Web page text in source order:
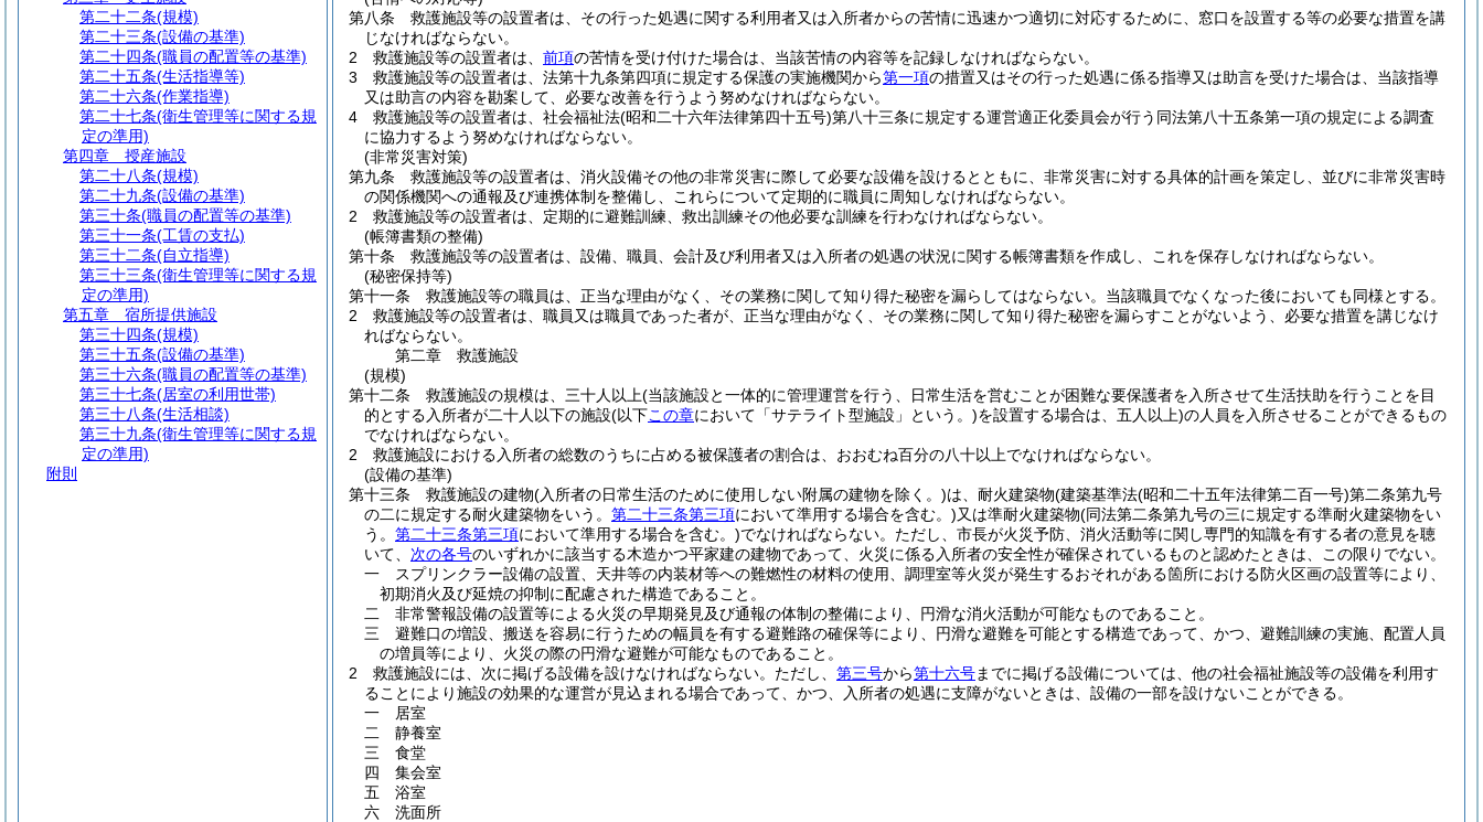
第八条
救護施設等の設置者は、その行った処遇に関する利用者又は入所者からの苦情に迅速かつ適切に対応するために、窓口を設置する等の必要な措置を講
じなければならない。
2
救護施設等の設置者は、 前項の苦情を受け付けた場合は、当該苦情の内容等を記録しなければならない。
3
救護施設等の設置者は、法第十九条第四項に規定する保護の実施機関から第一項の措置又はその行った処遇に係る指導又は助言を受けた場合は、当該指導
又は助言の内容を勘案して、必要な改善を行うよう努めなければならない。
4
救護施設等の設置者は、社会福祉法(昭和二十六年法律第四十五号)第八十三条に規定する運営適正化委員会が行う同法第八十五条第一項の規定による調査
に協力するよう努めなければならない。
(非常災害対策)
第九条
救護施設等の設置者は、消火設備その他の非常災害に際して必要な設備を設けるとともに、非常災害に対する具体的計画を策定し、並びに非常災害時
の関係機関への通報及び連携体制を整備し、これらについて定期的に職員に周知しなければならない。
2
救護施設等の設置者は、定期的に避難訓練、救出訓練その他必要な訓練を行わなければならない。
(帳簿書類の整備)
第十条
救護施設等の設置者は、設備、職員、会計及び利用者又は入所者の処遇の状況に関する帳簿書類を作成し、これを保存しなければならない。
(秘密保持等)
第十一条
救護施設等の職員は、正当な理由がなく、その業務に関して知り得た秘密を漏らしてはならない。 当該職員でなくなった後においても同様とする。
2
救護施設等の設置者は、職員又は職員であった者が、正当な理由がなく、その業務に関して知り得た秘密を漏らすことがないよう、必要な措置を講じなけ
ればならない。
第二章
救護施設
(規模)
第十二条
救護施設の規模は、三十人以上(当該施設と一体的に管理運営を行う、日常生活を営むことが困難な要保護者を入所させて生活扶助を行うことを目
的とする入所者が二十人以下の施設(以下この章において「サテライト型施設」という。)を設置する場合は、五人以上)の人員を入所させることができるもの
でなければならない。
2
救護施設における入所者の総数のうちに占める被保護者の割合は、おおむね百分の八十以上でなければならない。
(設備の基準)
第十三条
救護施設の建物(入所者の日常生活のために使用しない附属の建物を除く。)は、耐火建築物(建築基準法(昭和二十五年法律第二百一号)第二条第九号
の二に規定する耐火建築物をいう。 第二十三条第三項において準用する場合を含む。)又は準耐火建築物(同法第二条第九号の三に規定する準耐火建築物をい
う。 第二十三条第三項において準用する場合を含む。)でなければならない。 ただし、市長が火災予防、消火活動等に関し専門的知識を有する者の意見を聴
いて、 次の各号のいずれかに該当する木造かつ平家建の建物であって、火災に係る入所者の安全性が確保されているものと認めたときは、この限りでない。
一
スプリンクラー設備の設置、天井等の内装材等への難燃性の材料の使用、調理室等火災が発生するおそれがある箇所における防火区画の設置等により、
初期消火及び延焼の抑制に配慮された構造であること。
二
非常警報設備の設置等による火災の早期発見及び通報の体制の整備により、円滑な消火活動が可能なものであること。
三
避難口の増設、搬送を容易に行うための幅員を有する避難路の確保等により、円滑な避難を可能とする構造であって、かつ、避難訓練の実施、配置人員
の増員等により、火災の際の円滑な避難が可能なものであること。
2
救護施設には、次に掲げる設備を設けなければならない。 ただし、 第三号から第十六号までに掲げる設備については、他の社会福祉施設等の設備を利用す
ることにより施設の効果的な運営が見込まれる場合であって、かつ、入所者の処遇に支障がないときは、設備の一部を設けないことができる。
一
居室
二
静養室
三
食堂
四
集会室
五
浴室
六
洗面所
第二十二条(規模)
第二十三条(設備の基準)
第二十四条(職員の配置等の基準)
第二十五条(生活指導等)
第二十六条(作業指導)
第二十七条(衛生管理等に関する規
定の準用)
第四章
授産施設
第二十八条(規模)
第二十九条(設備の基準)
第三十条(職員の配置等の基準)
第三十一条(工賃の支払)
第三十二条(自立指導)
第三十三条(衛生管理等に関する規
定の準用)
第五章
宿所提供施設
第三十四条(規模)
第三十五条(設備の基準)
第三十六条(職員の配置等の基準)
第三十七条(居室の利用世帯)
第三十八条(生活相談)
第三十九条(衛生管理等に関する規
定の準用)
附則